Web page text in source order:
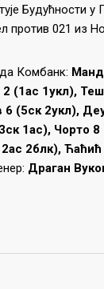
Будућности
против 021 из
Комбанк:
2 (1ас 1укл),
(5ск 2укл),
1ас), Чорто 8
2блк),
Драган